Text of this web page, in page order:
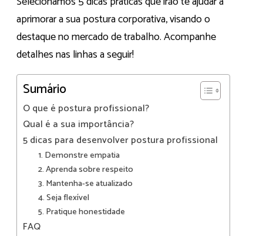
aprimorar a sua postura corporativa, visando o
destaque no mercado de trabalho. Acompanhe
detalhes nas linhas a seguir!
Sumário
O que é postura profissional?
Qual é a sua importância?
5 dicas para desenvolver postura profissional
1. Demonstre empatia
2. Aprenda sobre respeito
3. Mantenha-se atualizado
4. Seja flexível
5. Pratique honestidade
FAQ